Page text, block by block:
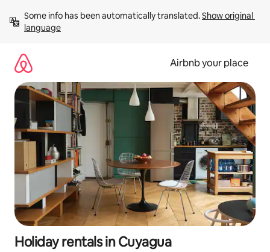
content
Some info has been automatically translated. Show original
language
Airbnb your place
Holiday rentals in Cuyagua